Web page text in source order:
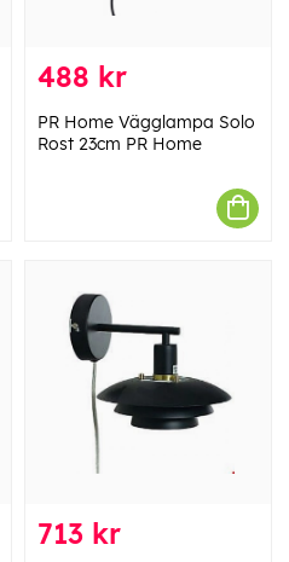
488 kr
PR Home Vägglampa Solo
Rost 23cm PR Home
713 kr